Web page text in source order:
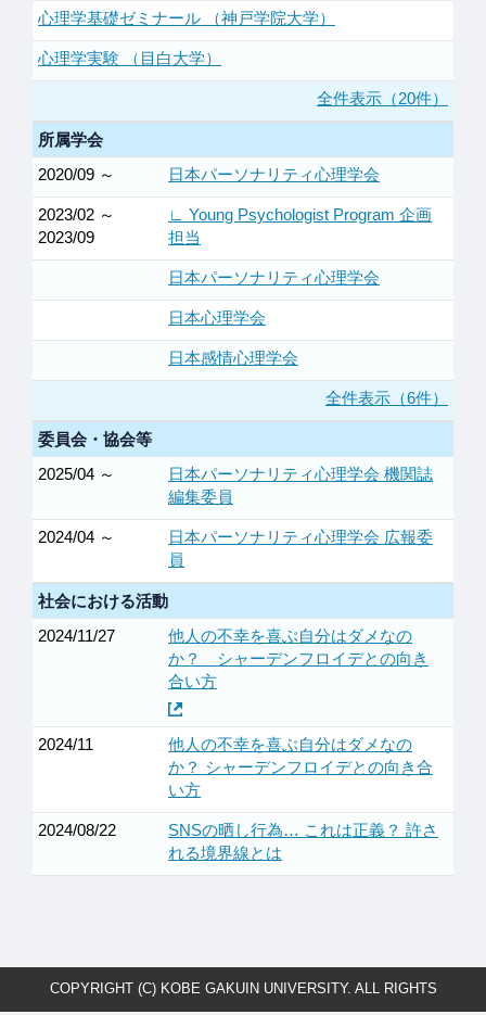
心理学基礎ゼミナール （神戸学院大学）
心理学実験 （目白大学）
全件表示（20件）
所属学会
2020/09 ～
日本パーソナリティ心理学会
2023/02 ～
2023/09
∟ Young Psychologist Program 企画
担当
日本パーソナリティ心理学会
日本心理学会
日本感情心理学会
全件表示（6件）
委員会・協会等
2025/04 ～
日本パーソナリティ心理学会 機関誌
編集委員
2024/04 ～
日本パーソナリティ心理学会 広報委
員
社会における活動
2024/11/27
他人の不幸を喜ぶ自分はダメなの
か？ シャーデンフロイデとの向き
合い方
2024/11
他人の不幸を喜ぶ自分はダメなの
か？ シャーデンフロイデとの向き合
い方
2024/08/22
SNSの晒し行為… これは正義？ 許さ
れる境界線とは
COPYRIGHT (C) KOBE GAKUIN UNIVERSITY. ALL RIGHTS